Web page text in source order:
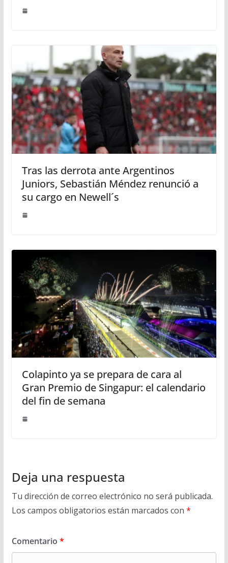
Tras las derrota ante Argentinos
Juniors, Sebastián Méndez renunció a
su cargo en Newell´s
Colapinto ya se prepara de cara al
Gran Premio de Singapur: el calendario
del fin de semana
Deja una respuesta
Tu dirección de correo electrónico no será publicada.
Los campos obligatorios están marcados con *
Comentario *